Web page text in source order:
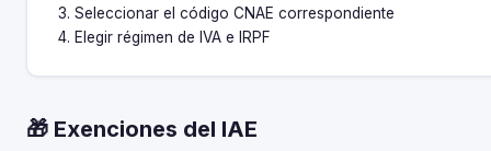
Seleccionar el código CNAE correspondiente
Elegir régimen de IVA e IRPF
🎁 Exenciones del IAE